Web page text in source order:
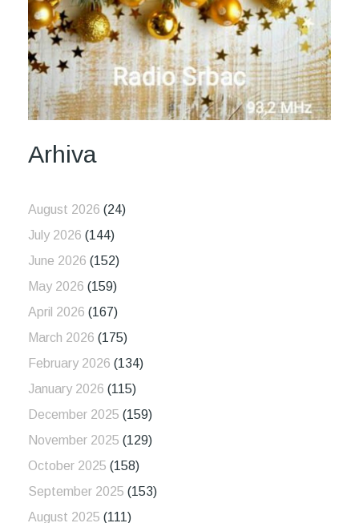
Arhiva
August 2026 (24)
July 2026 (144)
June 2026 (152)
May 2026 (159)
April 2026 (167)
March 2026 (175)
February 2026 (134)
January 2026 (115)
December 2025 (159)
November 2025 (129)
October 2025 (158)
September 2025 (153)
August 2025 (111)